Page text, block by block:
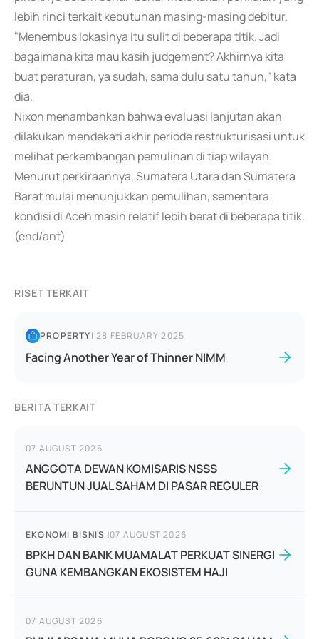
lebih rinci terkait kebutuhan masing-masing debitur.
"Menembus lokasinya itu sulit di beberapa titik. Jadi
bagaimana kita mau kasih judgement? Akhirnya kita
buat peraturan, ya sudah, sama dulu satu tahun," kata
dia.
Nixon menambahkan bahwa evaluasi lanjutan akan
dilakukan mendekati akhir periode restrukturisasi untuk
melihat perkembangan pemulihan di tiap wilayah.
Menurut perkiraannya, Sumatera Utara dan Sumatera
Barat mulai menunjukkan pemulihan, sementara
kondisi di Aceh masih relatif lebih berat di beberapa titik.
(end/ant)
RISET TERKAIT
PROPERTY|28 FEBRUARY 2025
Facing Another Year of Thinner NIMM
BERITA TERKAIT
07 AUGUST 2026
ANGGOTA DEWAN KOMISARIS NSSS
BERUNTUN JUAL SAHAM DI PASAR REGULER
EKONOMI BISNIS |07 AUGUST 2026
BPKH DAN BANK MUAMALAT PERKUAT SINERGI
GUNA KEMBANGKAN EKOSISTEM HAJI
07 AUGUST 2026